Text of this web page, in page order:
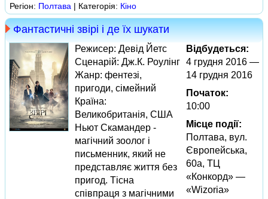
Регіон: Полтава | Категорія: Кіно
Фантастичні звірі і де їх шукати
Режисер: Девід Йетс
Сценарій: Дж.К. Роулінг
Жанр: фентезі,
пригоди, сімейний
Країна:
Великобританія, США
Ньют Скамандер -
магічний зоолог і
письменник, який не
представляє життя без
пригод. Тісна
співпраця з магічними
Відбудеться:
4 грудня 2016 —
14 грудня 2016
Початок:
10:00
Місце події:
Полтава, вул.
Європейська,
60а, ТЦ
«Конкорд» —
«Wizoria»